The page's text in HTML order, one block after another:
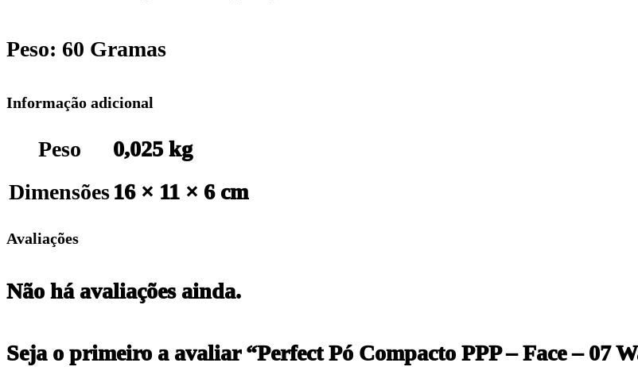
Peso: 60 Gramas
Informação adicional
Peso
0,025 kg
Dimensões16 × 11 × 6 cm
Avaliações
Não há avaliações ainda.
Seja o primeiro a avaliar “Perfect Pó Compacto PPP – Face – 07